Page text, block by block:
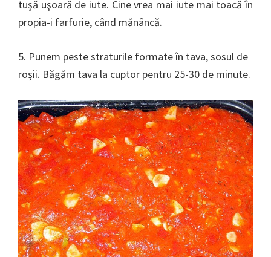
tuşă uşoară de iute. Cine vrea mai iute mai toacă în
propia-i farfurie, când mănâncă.
5. Punem peste straturile formate în tava, sosul de
roşii. Băgăm tava la cuptor pentru 25-30 de minute.